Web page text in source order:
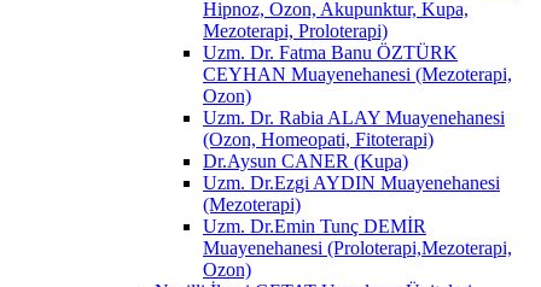
Hipnoz, Ozon, Akupunktur, Kupa,
Mezoterapi, Proloterapi)
Uzm. Dr. Fatma Banu ÖZTÜRK
CEYHAN Muayenehanesi (Mezoterapi,
Ozon)
Uzm. Dr. Rabia ALAY Muayenehanesi
(Ozon, Homeopati, Fitoterapi)
Dr.Aysun CANER (Kupa)
Uzm. Dr.Ezgi AYDIN Muayenehanesi
(Mezoterapi)
Uzm. Dr.Emin Tunç DEMİR
Muayenehanesi (Proloterapi,Mezoterapi,
Ozon)